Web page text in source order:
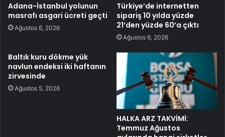
Adana-İstanbul yolunun
masrafı asgari ücreti geçti
Ağustos 6, 2026
Türkiye’de internetten
sipariş 10 yılda yüzde
21’den yüzde 60’a çıktı
Ağustos 6, 2026
Baltık kuru dökme yük
navlun endeksi iki haftanın
zirvesinde
Ağustos 5, 2026
HALKA ARZ TAKVİMİ:
Temmuz Ağustos